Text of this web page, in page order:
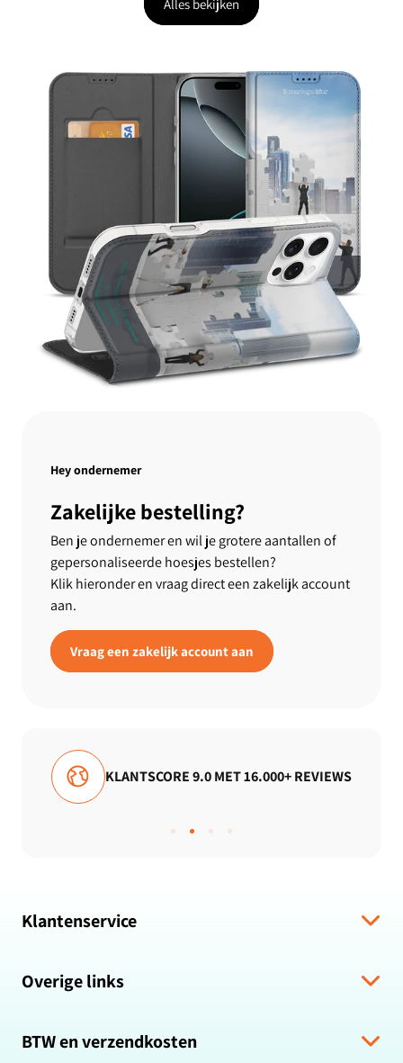
Alles bekijken
Hey ondernemer
Zakelijke bestelling?
Ben je ondernemer en wil je grotere aantallen of
gepersonaliseerde hoesjes bestellen?
Klik hieronder en vraag direct een zakelijk account
aan.
Vraag een zakelijk account aan
9.0 MET 16.000+ REVIEWS GRATIS
Klantenservice
Algemene voorwaarden
Retour & Terugbetaling
Overige links
Zakelijk bestellen
BTW en verzendkosten